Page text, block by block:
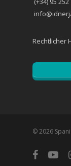
Rechtlicher
© 2026
facebookyoutube